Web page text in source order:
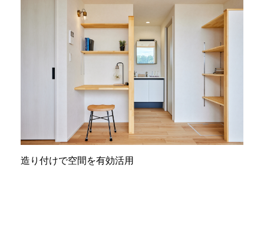
造り付けで空間を有効活用